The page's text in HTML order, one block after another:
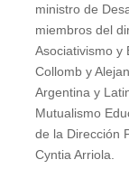
ministro de
miembros del
Asociativismo y
Collomb y
Argentina y
Mutualismo
de la Dirección
Cyntia Arriola.